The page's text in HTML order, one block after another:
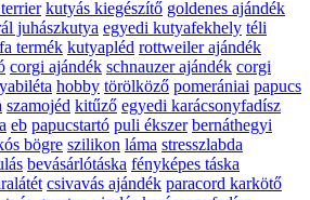
kutyás kiegészítő goldenes ajándék
juhászkutya egyedi kutyafekhely téli
fa termék kutyapléd rottweiler ajándék
corgi ajándék schnauzer ajándék corgi
hobby törölköző pomerániai papucs
szamojéd kitűző egyedi karácsonyfadísz
eb papucstartó puli ékszer bernáthegyi
bögre szilikon láma stresszlabda
bevásárlótáska fényképes táska
csivavás ajándék paracord karkötő